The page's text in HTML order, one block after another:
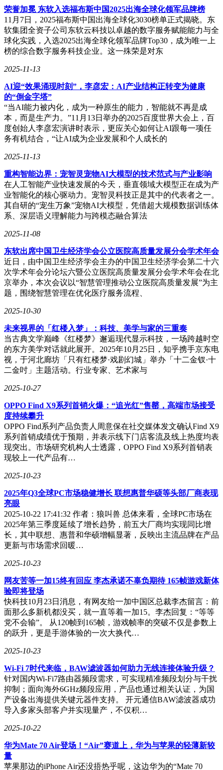
荣誉加冕 东软入选福布斯中国2025出海全球化领军品牌榜
11月7日，2025福布斯中国出海全球化3030榜单正式揭晓。东
软集团全资子公司东软云科技以卓越的数字服务赋能能力与全
球化实践，入选2025出海全球化领军品牌Top30，成为唯一上
榜的综合数字服务科技企业。这一殊荣是对东
2025-11-13
AI迎“效果涌现时刻”，李彦宏：AI产业结构正转变为健康
的“倒金字塔”
“当AI能力被内化，成为一种原生的能力，智能就不再是成
本，而是生产力。”11月13日举办的2025百度世界大会上，百
度创始人李彦宏演讲时表示，更应关心如何让AI跟每一项任
务有机结合，“让AI成为企业发展和个人成长的
2025-11-13
重构智能边界：宠智灵宠物AI大模型的技术范式与产业影响
在人工智能产业快速发展的今天，垂直领域大模型正在成为产
业智能化的核心驱动力。宠智灵科技正是其中的代表者之一。
其自研的“宠生万象”宠物AI大模型，凭借超大规模数据训练体
系、深层语义理解能力与跨模态融合算法
2025-11-08
东软出席中国卫生经济学会公立医院高质量发展分会学术年会
近日，由中国卫生经济学会主办的中国卫生经济学会第二十六
次学术年会分论坛六暨公立医院高质量发展分会学术年会在北
京举办，本次会议以“智慧管理推动公立医院高质量发展”为主
题，围绕智慧管理在优化医疗服务流程、
2025-10-30
未来视界的「红楼入梦」：科技、美学与家的三重奏
当古典文学巅峰《红楼梦》邂逅现代显示科技，一场跨越时空
的东方美学对话就此展开。2025年10月25日，知乎携手京东电
视，于河北廊坊「只有红楼梦·戏剧幻城」举办「十二金钗·十
二金吋」主题活动。行业专家、艺术家与
2025-10-27
OPPO Find X9系列首销火爆：“追光红”售罄，高端市场接受
度持续攀升
OPPO Find系列产品负责人周意保在社交媒体发文确认Find X9
系列首销成绩优于预期，并表示线下门店客流及线上热度均表
现突出。市场研究机构人士透露，OPPO Find X9系列首销表
现较上一代产品有…
2025-10-23
2025年Q3全球PC市场稳健增长 联想惠普华硕等头部厂商表现
亮眼
2025-10-22 17:41:32 作者：狼叫兽 总体来看，全球PC市场在
2025年第三季度延续了增长趋势，前五大厂商均实现同比增
长，其中联想、惠普和华硕增幅显著，反映出主流品牌在产品
更新与市场需求回暖…
2025-10-23
网友苦等一加15终有回应 李杰承诺不辜负期待 165帧游戏新体
验即将登场
快科技10月23日消息，有网友给一加中国区总裁李杰留言：前
面那么多新机都没买，就一直等着一加15。李杰回复：“等等
党不会输”。 从120帧到165帧，游戏帧率的突破不仅是参数上
的跃升，更是手游体验的一次大换代…
2025-10-23
Wi-Fi 7时代来临，BAW滤波器如何助力无线连接体验升级？
针对国内Wi-Fi7路由器频段需求，可实现精准频段划分与干扰
抑制；面向海外6GHz频段应用，产品也通过相关认证，为国
产设备出海提供关键元器件支持。 开元通信BAW滤波器成功
导入多家头部客户并实现量产，不仅积…
2025-10-22
华为Mate 70 Air登场！“Air”赛道上，华为与苹果的轻薄新较
量
苹果那边的iPhone Air还没捂热乎呢，这边华为的“Mate 70